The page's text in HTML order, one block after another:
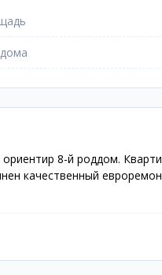
8-й роддом.
качественный